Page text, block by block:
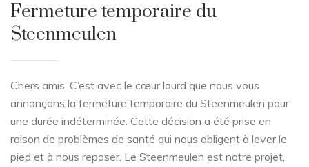
Fermeture temporaire du
Steenmeulen
Chers amis, C’est avec le cœur lourd que nous vous
annonçons la fermeture temporaire du Steenmeulen pour
une durée indéterminée. Cette décision a été prise en
raison de problèmes de santé qui nous obligent à lever le
pied et à nous reposer. Le Steenmeulen est notre projet,